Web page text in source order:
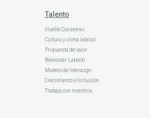
Talento
Huella Consenso
Cultura y clima laboral
Propuesta de valor
Bienestar Laboral
Modelo de liderazgo
Crecimiento e Inclusión
Trabaja con nosotros